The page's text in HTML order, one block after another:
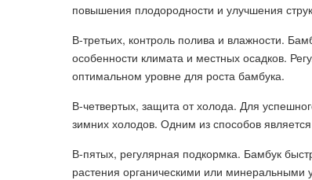
повышения плодородности и улучшения
В-третьих, контроль полива и влажности.
особенности климата и местных осадков.
оптимальном уровне для роста бамбука.
В-четвертых, защита от холода. Для
зимних холодов. Одним из способов
В-пятых, регулярная подкормка. Бамбук
растения органическими или минеральными